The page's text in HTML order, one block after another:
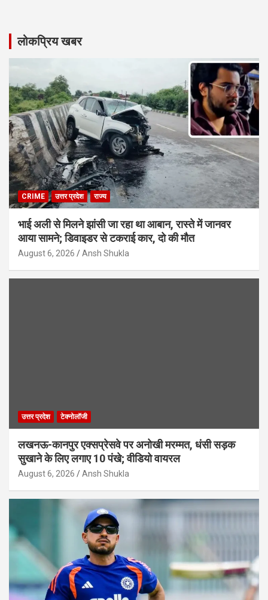
लोकप्रिय खबर
CRIME उत्तर प्रदेश राज्य
भाई अली से मिलने झांसी जा रहा था आबान, रास्ते में जानवर
आया सामने; डिवाइडर से टकराई कार, दो की मौत
August 6, 2026 Ansh Shukla
उत्तर प्रदेश टेक्नोलॉजी
लखनऊ-कानपुर एक्सप्रेसवे पर अनोखी मरम्मत, धंसी सड़क
सुखाने के लिए लगाए 10 पंखे; वीडियो वायरल
August 6, 2026 Ansh Shukla